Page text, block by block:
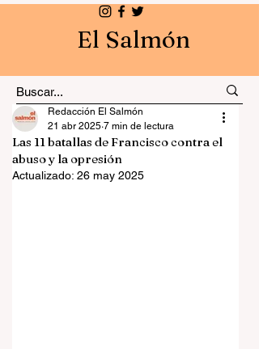
El Salmón
Las 11 batallas de Francisco contra el
abuso y la opresión
Redacción El Salmón
21 abr 2025 7 min de lectura
Actualizado: 26 may 2025